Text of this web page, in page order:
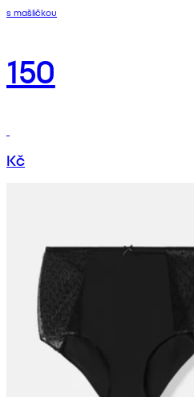
s mašličkou
150
Kč